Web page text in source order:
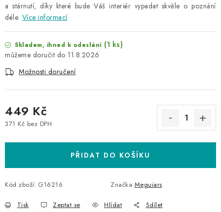
a stárnutí, díky které bude Váš interiér vypadat skvěle o poznání
déle. Více informací
Skladem, ihned k odeslání (1 ks)
11.8.2026
Možnosti doručení
449 Kč
371 Kč bez DPH
PŘIDAT DO KOŠÍKU
Kód zboží: G16216 Značka:Meguiars
Tisk Zeptat se Hlídat Sdílet